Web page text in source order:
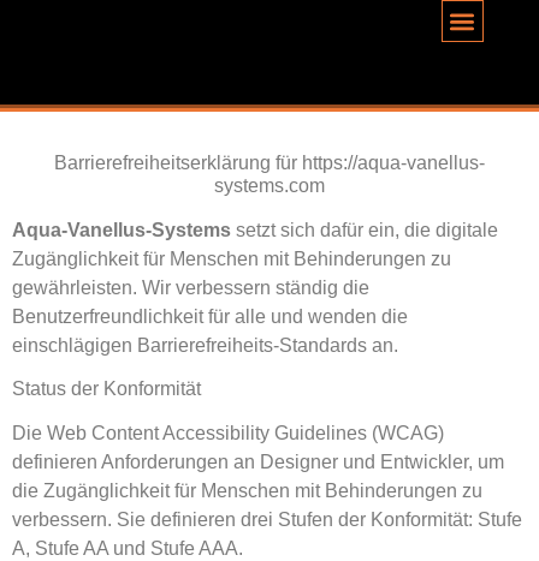
Barrierefreiheitserklärung für https://aqua-vanellus-
systems.com
Aqua-Vanellus-Systems setzt sich dafür ein, die digitale
Zugänglichkeit für Menschen mit Behinderungen zu
gewährleisten. Wir verbessern ständig die
Benutzerfreundlichkeit für alle und wenden die
einschlägigen Barrierefreiheits-Standards an.
Status der Konformität
Die Web Content Accessibility Guidelines (WCAG)
definieren Anforderungen an Designer und Entwickler, um
die Zugänglichkeit für Menschen mit Behinderungen zu
verbessern. Sie definieren drei Stufen der Konformität: Stufe
A, Stufe AA und Stufe AAA.